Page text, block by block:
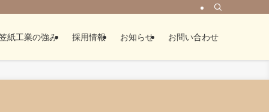
紙工業の強み 採用情報 お知らせ お問い合わせ